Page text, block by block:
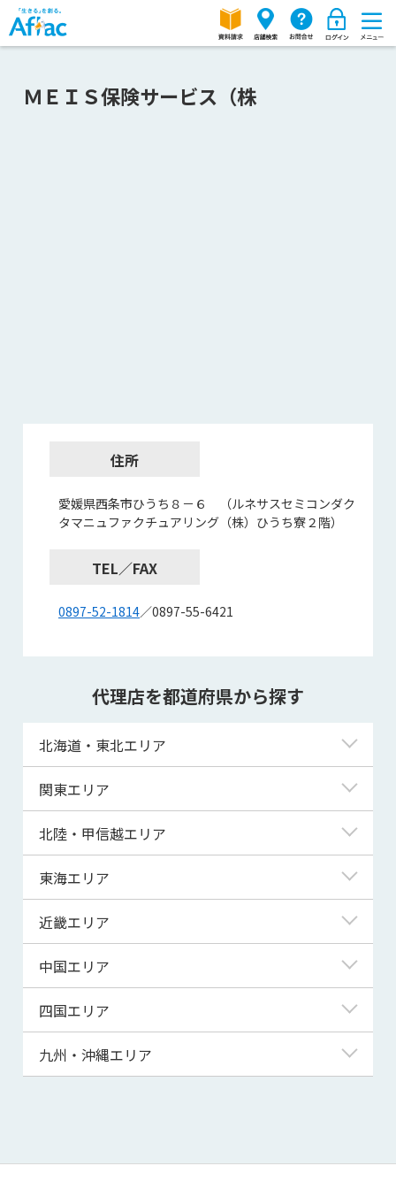
ＭＥＩＳ保険サービス（株
住所
愛媛県西条市ひうち８－６ （ルネサスセミコンダク
タマニュファクチュアリング（株）ひうち寮２階）
TEL／FAX
0897-52-1814／0897-55-6421
代理店を都道府県から探す
北海道・東北エリア
北海道
青森県
宮城県
秋田県
山形県
関東エリア
東京都
神奈川県
埼玉県
千葉県
茨城県
群馬県
北陸・甲信越エリア
新潟県
富山県
福井県
山梨県
長野県
東海エリア
岐阜県
静岡県
三重県
近畿エリア
滋賀県
京都府
大阪府
兵庫県
和歌山県
中国エリア
鳥取県
島根県
山口県
四国エリア
徳島県
高知県
九州・沖縄エリア